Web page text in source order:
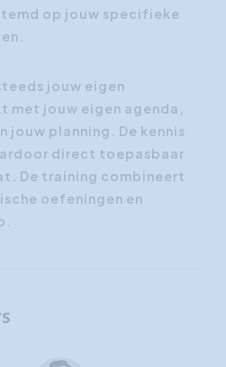
op jouw specifieke
jouw eigen
met jouw eigen agenda,
jouw planning. De kennis
direct toepasbaar
De training combineert
oefeningen en